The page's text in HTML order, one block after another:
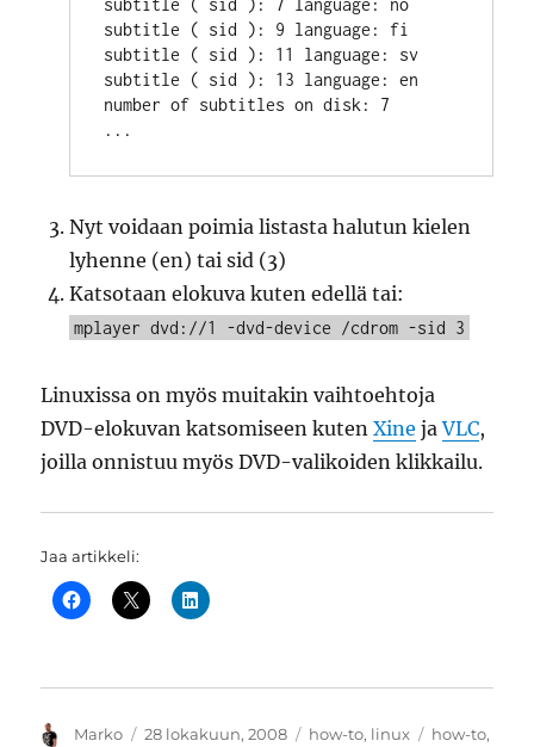
subtitle ( sid ): 7 language: no
subtitle ( sid ): 9 language: fi
subtitle ( sid ): 11 language: sv
subtitle ( sid ): 13 language: en
number of subtitles on disk: 7
Nyt voidaan poimia listasta halutun kielen
lyhenne (en) tai sid (3)
Katsotaan elokuva kuten edellä tai:
mplayer dvd://1 -dvd-device /cdrom -sid 3
Linuxissa on myös muitakin vaihtoehtoja
DVD-elokuvan katsomiseen kutenXine jaVLC,
joilla onnistuu myös DVD-valikoiden klikkailu.
Jaa artikkeli:
Kirjoittaja
Marko Julkaistu
28 lokakuun, 2008 Kategoriat
how-to, linux Avainsanat
how-to,